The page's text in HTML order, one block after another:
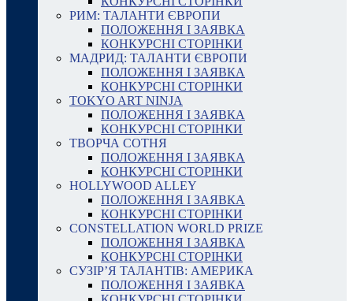
РИМ: ТАЛАНТИ ЄВРОПИ
ПОЛОЖЕННЯ І ЗАЯВКА
КОНКУРСНІ СТОРІНКИ
МАДРИД: ТАЛАНТИ ЄВРОПИ
ПОЛОЖЕННЯ І ЗАЯВКА
КОНКУРСНІ СТОРІНКИ
TOKYO ART NINJA
ПОЛОЖЕННЯ І ЗАЯВКА
КОНКУРСНІ СТОРІНКИ
ТВОРЧА СОТНЯ
ПОЛОЖЕННЯ І ЗАЯВКА
КОНКУРСНІ СТОРІНКИ
HOLLYWOOD ALLEY
ПОЛОЖЕННЯ І ЗАЯВКА
КОНКУРСНІ СТОРІНКИ
CONSTELLATION WORLD PRIZE
ПОЛОЖЕННЯ І ЗАЯВКА
КОНКУРСНІ СТОРІНКИ
СУЗІР’Я ТАЛАНТІВ: АМЕРИКА
ПОЛОЖЕННЯ І ЗАЯВКА